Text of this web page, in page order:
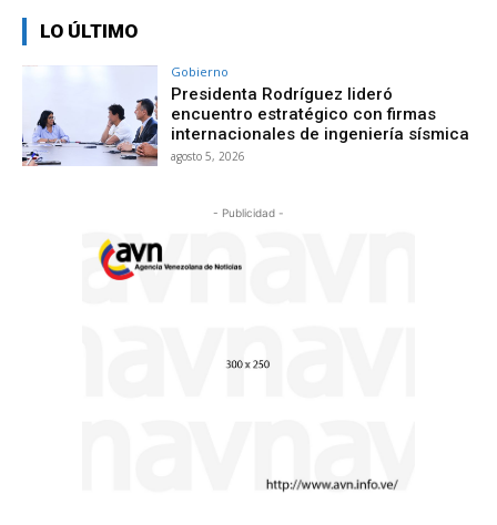
LO ÚLTIMO
Gobierno
Presidenta Rodríguez lideró
encuentro estratégico con firmas
internacionales de ingeniería sísmica
agosto 5, 2026
- Publicidad -